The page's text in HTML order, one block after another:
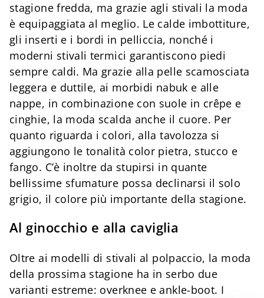
stagione fredda, ma grazie agli stivali la moda
è equipaggiata al meglio. Le calde imbottiture,
gli inserti e i bordi in pelliccia, nonché i
moderni stivali termici garantiscono piedi
sempre caldi. Ma grazie alla pelle scamosciata
leggera e duttile, ai morbidi nabuk e alle
nappe, in combinazione con suole in crêpe e
cinghie, la moda scalda anche il cuore. Per
quanto riguarda i colori, alla tavolozza si
aggiungono le tonalità color pietra, stucco e
fango. C’è inoltre da stupirsi in quante
bellissime sfumature possa declinarsi il solo
grigio, il colore più importante della stagione.
Al ginocchio e alla caviglia
Oltre ai modelli di stivali al polpaccio, la moda
della prossima stagione ha in serbo due
varianti estreme: overknee e ankle-boot. I